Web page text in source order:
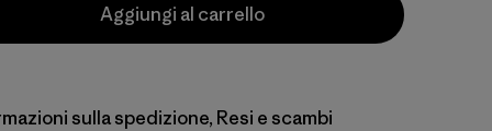
Aggiungi al carrello
sulla spedizione, Resi e scambi